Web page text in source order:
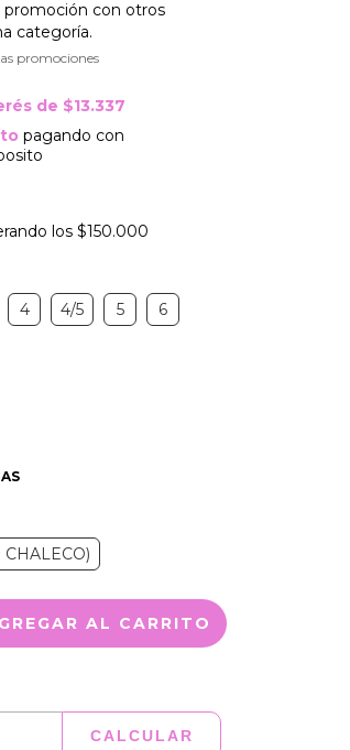
con otros
categoría.
promociones
de $13.337
pagando con
los $150.000
4 4/5 5 6
CALCULAR